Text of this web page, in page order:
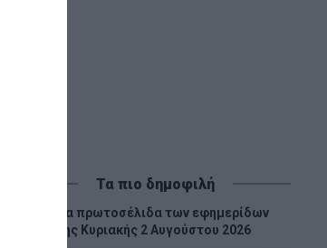
Τα πιο δημοφιλή
Tα πρωτοσέλιδα των εφημερίδων
της Κυριακής 2 Αυγούστου 2026